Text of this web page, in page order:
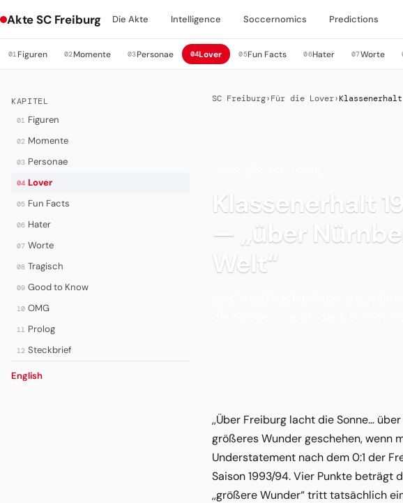
Akte SC Freiburg Die Akte Intelligence Soccernomics Predictions
01Figuren 02Momente 03Personae 04Lover 05Fun Facts 06Hater 07Worte
KAPITEL
01 Figuren
02 Momente
03 Personae
04 Lover
05 Fun Facts
06 Hater
07 Worte
08 Tragisch
09 Good to Know
10 OMG
11 Prolog
12 Steckbrief
English
SC Freiburg› Für die Lover›
Klassenerhalt
— „über
Welt“
,,Über Freiburg lacht die Sonne…
größeres Wunder geschehen, wenn
Understatement nach dem 0:1 der
Saison 1993/94. Vier Punkte beträgt
,,größere Wunder“ tritt tatsächlich